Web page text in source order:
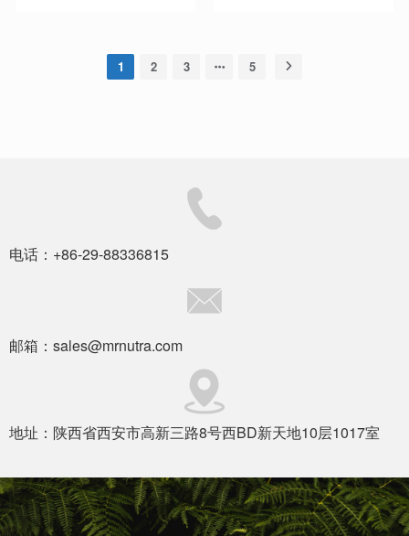
1 2 3 5
电话：+86-29-88336815
邮箱：sales@mrnutra.com
地址：陕西省西安市高新三路8号西BD新天地10层1017室